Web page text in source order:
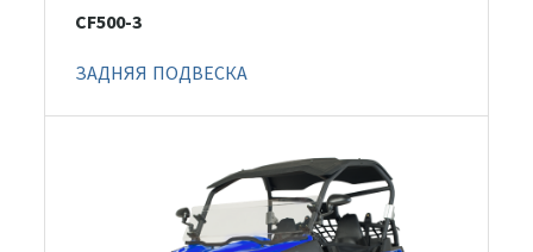
CF500-3
ЗАДНЯЯ ПОДВЕСКА